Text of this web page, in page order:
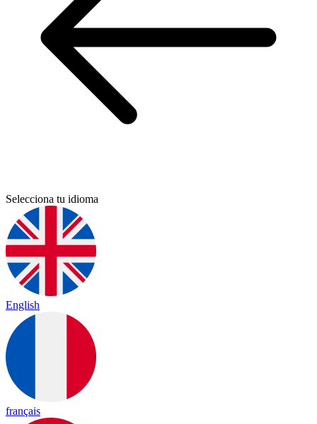
Selecciona tu idioma
English
français